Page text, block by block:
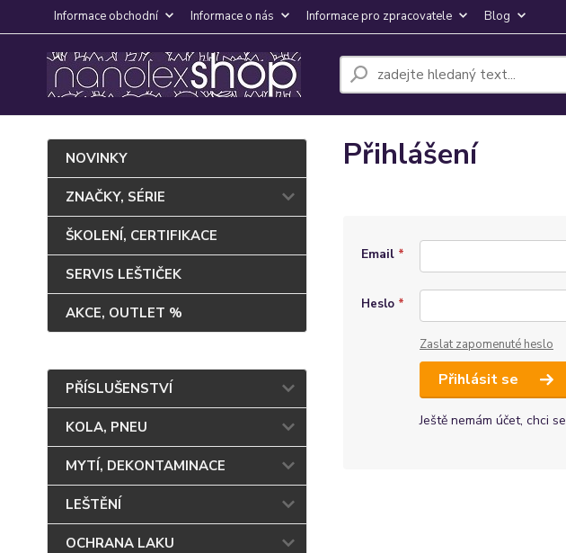
Informace obchodní Informace o nás Informace pro zpracovatele Blog
NOVINKY
ZNAČKY, SÉRIE
ŠKOLENÍ, CERTIFIKACE
SERVIS LEŠTIČEK
AKCE, OUTLET %
PŘÍSLUŠENSTVÍ
KOLA, PNEU
MYTÍ, DEKONTAMINACE
LEŠTĚNÍ
OCHRANA LAKU
Přihlášení
Email *
Heslo *
Zaslat zapomenuté heslo
Přihlásit se
Ještě nemám účet, chci se